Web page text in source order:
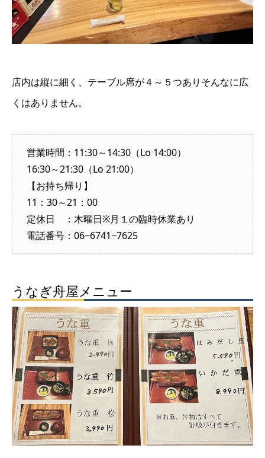
店内は縦に細く、テーブル席が４～５つありそんなに広
くはありません。
営業時間：11:30～14:30（Lo 14:00）
16:30～21:30（Lo 21:00）
【お持ち帰り】
11：30～21：00
定休日 ：木曜日※月１の臨時休業あり
電話番号：06−6741−7625
うなぎ舟屋メニュー